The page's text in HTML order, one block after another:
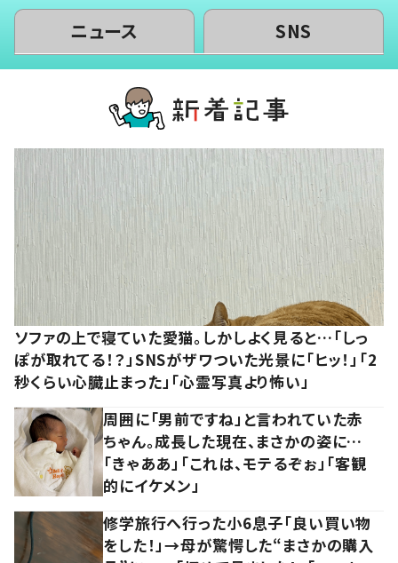
ニュース SNS
ソファの上で寝ていた愛猫。しかしよく見ると…「しっ
ぽが取れてる！？」SNSがザワついた光景に「ヒッ！」「2
秒くらい心臓止まった」「心霊写真より怖い」
周囲に「男前ですね」と言われていた赤
ちゃん。成長した現在、まさかの姿に…
「きゃああ」「これは、モテるぞぉ」「客観
的にイケメン」
修学旅行へ行った小6息子「良い買い物
をした！」→母が驚愕した“まさかの購入